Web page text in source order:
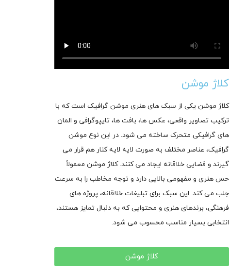
کلاژ موشن
کلاژ موشن یکی از سبک های هنری موشن گرافیک است که با
ترکیب تصاویر واقعی، عکس ها، بافت ها، تایپوگرافی و المان
های گرافیکی متحرک ساخته می شود. در این نوع موشن
گرافیک، عناصر مختلف به صورت لایه لایه کنار هم قرار می
گیرند و فضایی خلاقانه ایجاد می کنند. کلاژ موشن معمولاً
حس هنری و مفهومی بالایی دارد و توجه مخاطب را به سرعت
جلب می کند. این سبک برای تبلیغات خلاقانه، پروژه های
فرهنگی، برندهای هنری و محتوایی که به دنبال تمایز هستند،
انتخابی بسیار مناسب محسوب می شود.
کلاژ موشن